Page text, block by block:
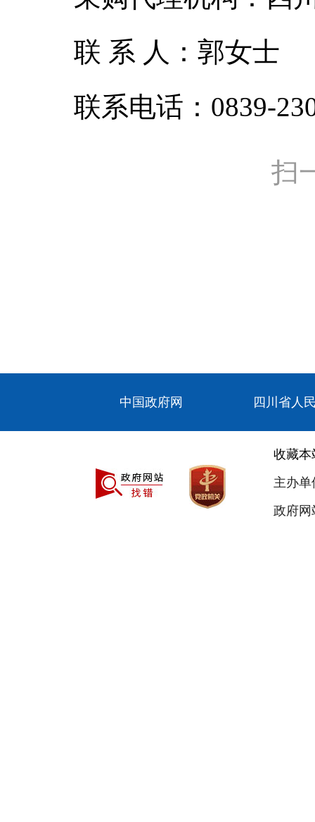
联 系 人：郭女士
联系电话：0839-
扫
中国政府网 四川省人
收藏本
主办
政府网